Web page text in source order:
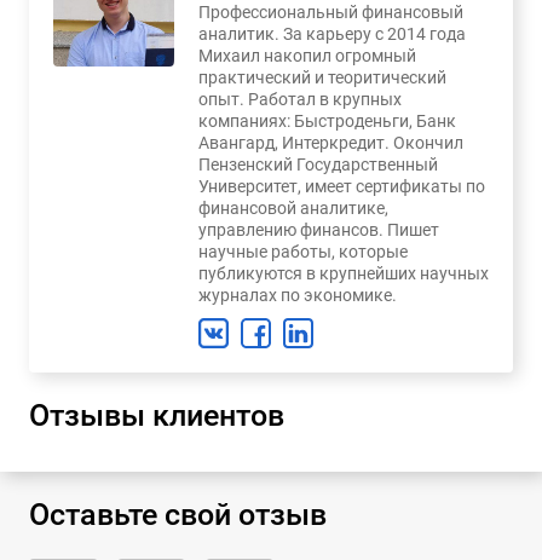
Профессиональный финансовый
аналитик. За карьеру с 2014 года
Михаил накопил огромный
практический и теоритический
опыт. Работал в крупных
компаниях: Быстроденьги, Банк
Авангард, Интеркредит. Окончил
Пензенский Государственный
Университет, имеет сертификаты по
финансовой аналитике,
управлению финансов. Пишет
научные работы, которые
публикуются в крупнейших научных
журналах по экономике.
Отзывы клиентов
Оставьте свой отзыв